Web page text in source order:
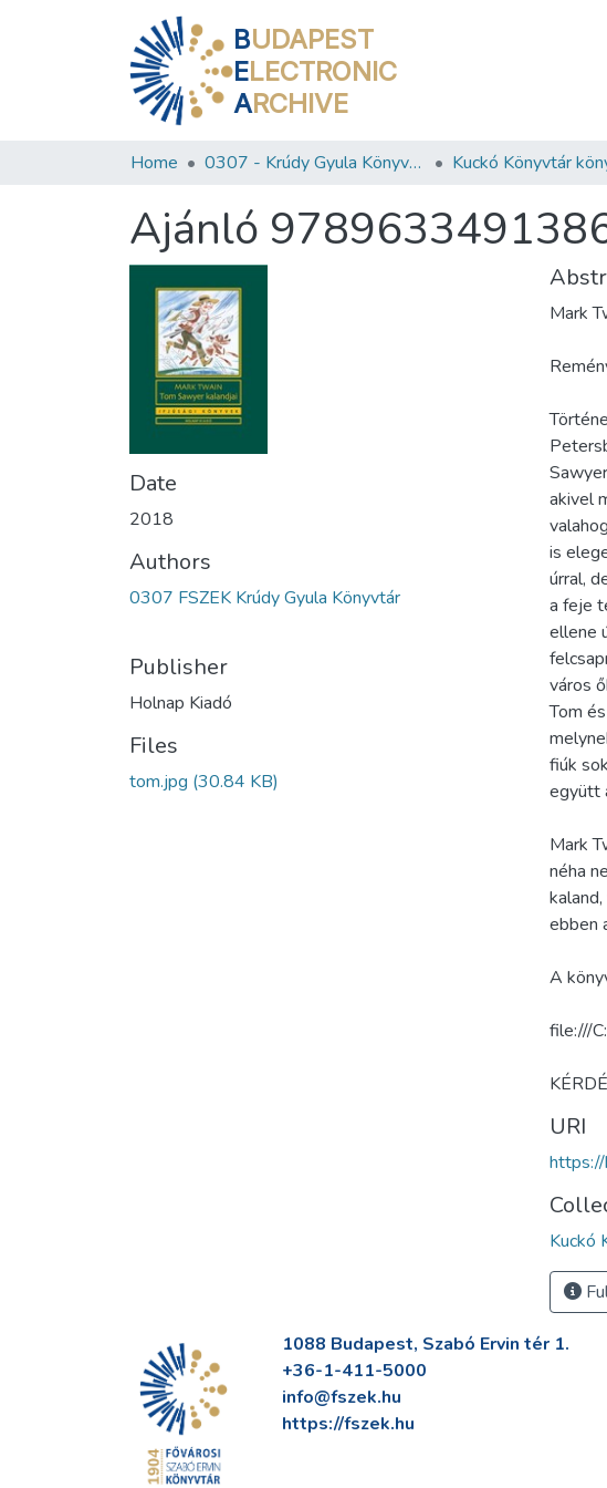
BUDAPEST
ELECTRONIC
ARCHIVE
Home 0307 - Krúdy Gyula Könyvtár Kuckó Könyvtár
Ajánló
Date
2018
Authors
0307 FSZEK Krúdy Gyula Könyvtár
Publisher
Holnap Kiadó
Files
tom.jpg (30.84 KB)
Mark
akivel
is
úrral,
a feje
ellene
város
Tom
fiúk
együtt
Mark
néha
ebben
A
file:///
URI
Kuckó
1088 Budapest, Szabó Ervin tér 1.
+36-1-411-5000
info@fszek.hu
https://fszek.hu